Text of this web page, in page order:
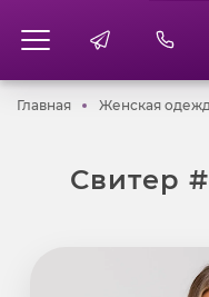
ГлавнаяГлавнаяЖенская
Свитер